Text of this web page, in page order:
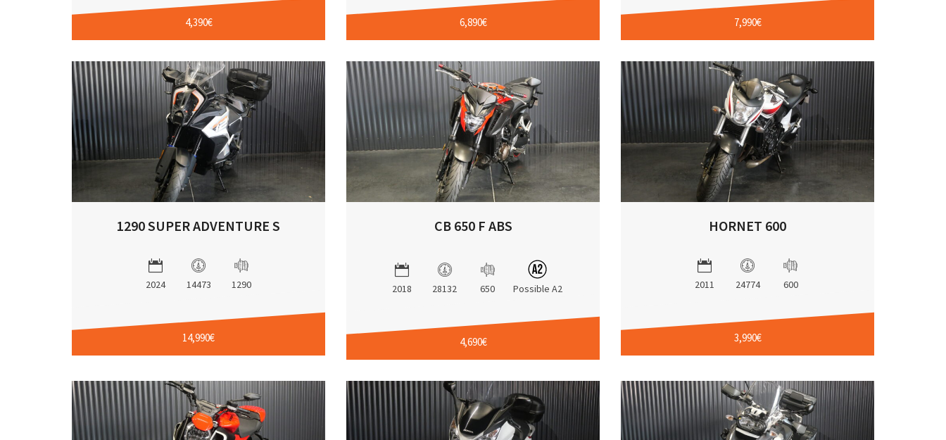
4,390€ 6,890€ 7,990€
1290 SUPER ADVENTURE S
2024 14473 1290
14,990€
CB 650 F ABS
2018 28132 650 Possible A2
4,690€
HORNET 600
2011 24774 600
3,990€